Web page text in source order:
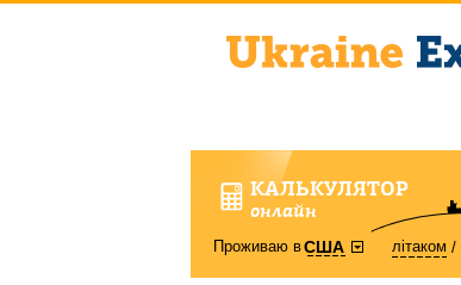
КАЛЬКУЛЯТОР
онлайн
Проживаю вСША літаком